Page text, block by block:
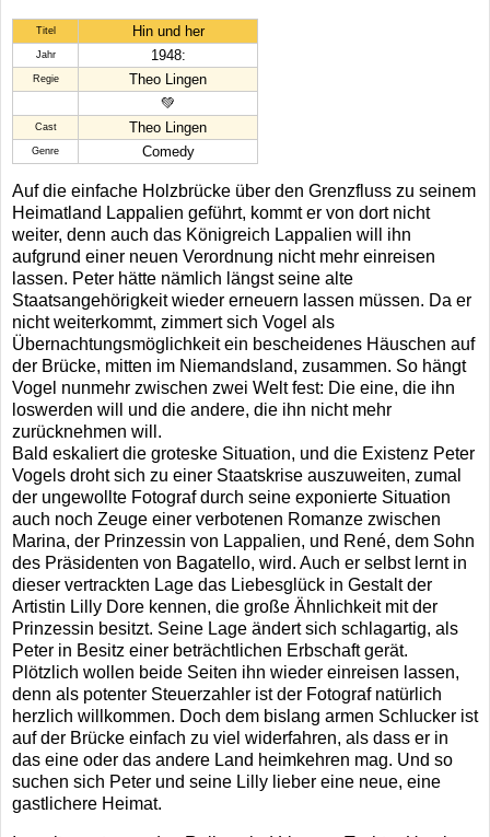
Titel Hin und her
Jahr 1948:
Regie
Theo Lingen
💚
Cast Theo Lingen
Genre Comedy
Auf die einfache Holzbrücke über den Grenzfluss zu seinem
Heimatland Lappalien geführt, kommt er von dort nicht
weiter, denn auch das Königreich Lappalien will ihn
aufgrund einer neuen Verordnung nicht mehr einreisen
lassen. Peter hätte nämlich längst seine alte
Staatsangehörigkeit wieder erneuern lassen müssen. Da er
nicht weiterkommt, zimmert sich Vogel als
Übernachtungsmöglichkeit ein bescheidenes Häuschen auf
der Brücke, mitten im Niemandsland, zusammen. So hängt
Vogel nunmehr zwischen zwei Welt fest: Die eine, die ihn
loswerden will und die andere, die ihn nicht mehr
zurücknehmen will.
Bald eskaliert die groteske Situation, und die Existenz Peter
Vogels droht sich zu einer Staatskrise auszuweiten, zumal
der ungewollte Fotograf durch seine exponierte Situation
auch noch Zeuge einer verbotenen Romanze zwischen
Marina, der Prinzessin von Lappalien, und René, dem Sohn
des Präsidenten von Bagatello, wird. Auch er selbst lernt in
dieser vertrackten Lage das Liebesglück in Gestalt der
Artistin Lilly Dore kennen, die große Ähnlichkeit mit der
Prinzessin besitzt. Seine Lage ändert sich schlagartig, als
Peter in Besitz einer beträchtlichen Erbschaft gerät.
Plötzlich wollen beide Seiten ihn wieder einreisen lassen,
denn als potenter Steuerzahler ist der Fotograf natürlich
herzlich willkommen. Doch dem bislang armen Schlucker ist
auf der Brücke einfach zu viel widerfahren, als dass er in
das eine oder das andere Land heimkehren mag. Und so
suchen sich Peter und seine Lilly lieber eine neue, eine
gastlichere Heimat.